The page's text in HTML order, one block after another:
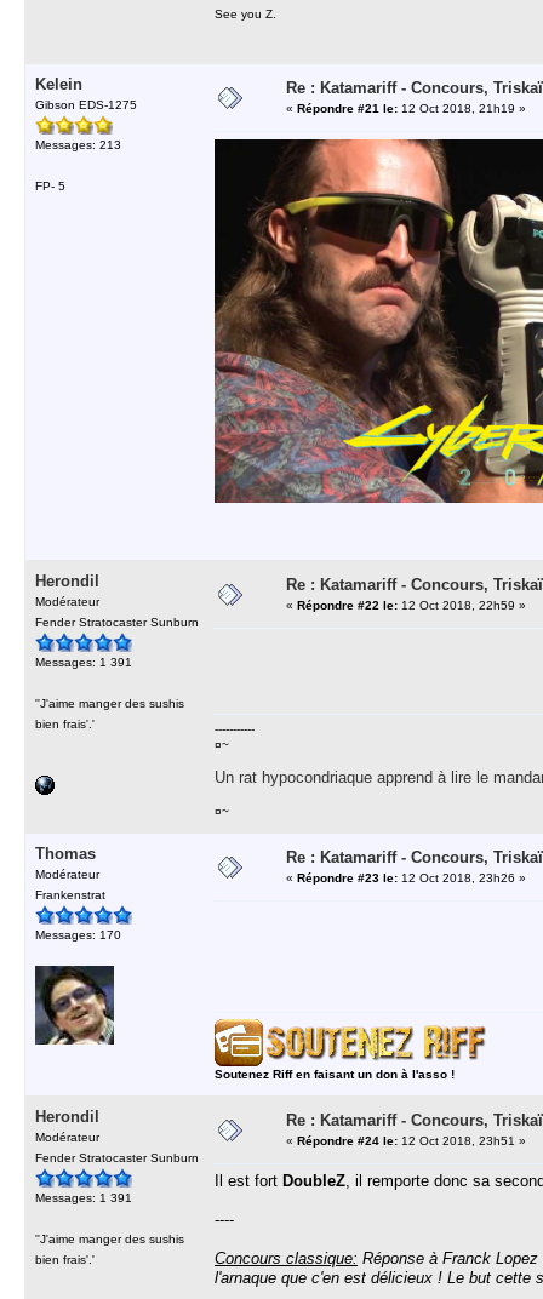
See you Z.
Kelein
Gibson EDS-1275
Messages: 213
FP- 5
Re : Katamariff - Concours,
« Répondre #21 le: 12 Oct 2018, 21h19 »
Herondil
Modérateur
Fender Stratocaster Sunburn
Messages: 1 391
''J'aime manger des sushis
bien frais'.'
Re : Katamariff - Concours,
« Répondre #22 le: 12 Oct 2018, 22h59 »
-----------
¤~
Un rat hypocondriaque apprend à lire le
¤~
Thomas
Modérateur
Frankenstrat
Messages: 170
Re : Katamariff - Concours,
« Répondre #23 le: 12 Oct 2018, 23h26 »
Soutenez Riff en faisant un don à l'asso !
Herondil
Modérateur
Fender Stratocaster Sunburn
Messages: 1 391
''J'aime manger des sushis
bien frais'.'
Re : Katamariff - Concours,
« Répondre #24 le: 12 Oct 2018, 23h51 »
Il est fort DoubleZ, il remporte donc sa
----
Concours classique: Réponse à Franck
l'arnaque que c'en est délicieux ! Le but cette